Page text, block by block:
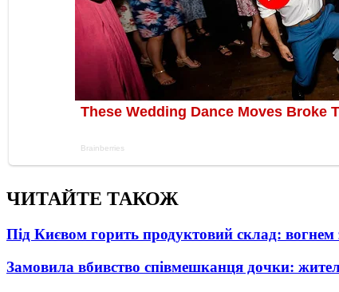
ЧИТАЙТЕ ТАКОЖ
Під Києвом горить продуктовий склад:
Замовила вбивство співмешканця дочки: